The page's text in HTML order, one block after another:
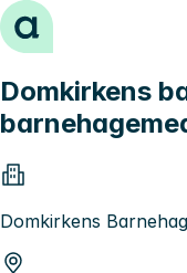
Hopp til innhold
Domkirkens
Domkirkens